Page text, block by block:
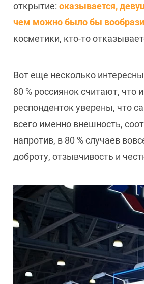
открытие: оказывается,
чем можно было бы
косметики, кто-то
Вот еще несколько
80 % россиянок считают,
респонденток уверены, что
всего именно внешность,
напротив, в 80 % случаев
доброту, отзывчивость и